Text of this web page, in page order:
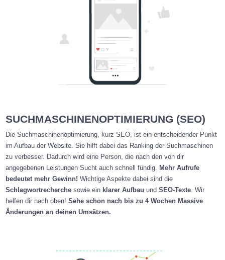
SUCHMASCHINENOPTIMIERUNG (SEO)
Die Suchmaschinenoptimierung, kurz SEO, ist ein entscheidender Punkt
im Aufbau der Website. Sie hilft dabei das Ranking der Suchmaschinen
zu verbesser. Dadurch wird eine Person, die nach den von dir
angegebenen Leistungen Sucht auch schnell fündig.
Mehr Aufrufe
bedeutet mehr Gewinn! Wichtige Aspekte dabei sind die
Schlagwortrecherche sowie ein klarer Aufbau undSEO-Texte . Wir
helfen dir nach oben!Sehe schon nach bis zu 4 Wochen Massive
Änderungen an deinen Umsätzen.